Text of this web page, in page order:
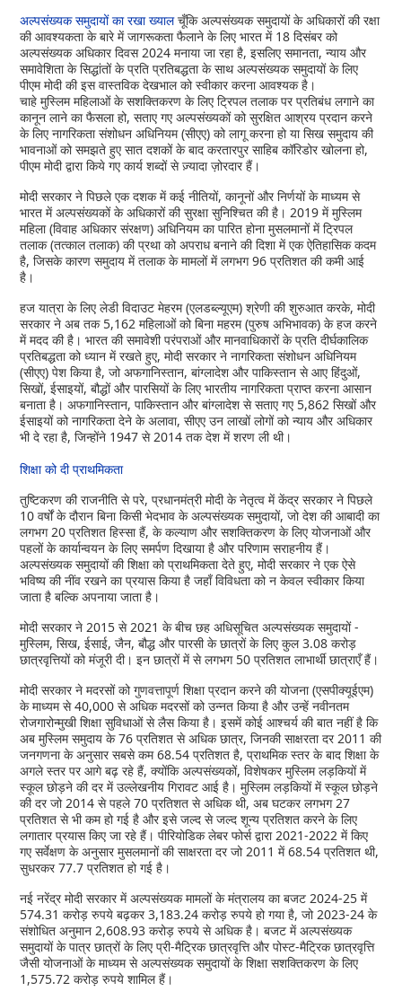
अल्पसंख्यक समुदायों का रखा ख्यालचूँकि अल्पसंख्यक समुदायों के अधिकारों की रक्षा
की आवश्यकता के बारे में जागरूकता फैलाने के लिए भारत में 18 दिसंबर को
अल्पसंख्यक अधिकार दिवस 2024 मनाया जा रहा है, इसलिए समानता, न्याय और
समावेशिता के सिद्धांतों के प्रति प्रतिबद्धता के साथ अल्पसंख्यक समुदायों के लिए
पीएम मोदी की इस वास्तविक देखभाल को स्वीकार करना आवश्यक है।
चाहे मुस्लिम महिलाओं के सशक्तिकरण के लिए ट्रिपल तलाक पर प्रतिबंध लगाने का
कानून लाने का फैसला हो, सताए गए अल्पसंख्यकों को सुरक्षित आश्रय प्रदान करने
के लिए नागरिकता संशोधन अधिनियम (सीएए) को लागू करना हो या सिख समुदाय की
भावनाओं को समझते हुए सात दशकों के बाद करतारपुर साहिब कॉरिडोर खोलना हो,
पीएम मोदी द्वारा किये गए कार्य शब्दों से ज़्यादा ज़ोरदार हैं।
मोदी सरकार ने पिछले एक दशक में कई नीतियों, कानूनों और निर्णयों के माध्यम से
भारत में अल्पसंख्यकों के अधिकारों की सुरक्षा सुनिश्चित की है। 2019 में मुस्लिम
महिला (विवाह अधिकार संरक्षण) अधिनियम का पारित होना मुसलमानों में ट्रिपल
तलाक (तत्काल तलाक) की प्रथा को अपराध बनाने की दिशा में एक ऐतिहासिक कदम
है, जिसके कारण समुदाय में तलाक के मामलों में लगभग 96 प्रतिशत की कमी आई
है।
हज यात्रा के लिए लेडी विदाउट मेहरम (एलडब्ल्यूएम) श्रेणी की शुरुआत करके, मोदी
सरकार ने अब तक 5,162 महिलाओं को बिना महरम (पुरुष अभिभावक) के हज करने
में मदद की है। भारत की समावेशी परंपराओं और मानवाधिकारों के प्रति दीर्घकालिक
प्रतिबद्धता को ध्यान में रखते हुए, मोदी सरकार ने नागरिकता संशोधन अधिनियम
(सीएए) पेश किया है, जो अफगानिस्तान, बांग्लादेश और पाकिस्तान से आए हिंदुओं,
सिखों, ईसाइयों, बौद्धों और पारसियों के लिए भारतीय नागरिकता प्राप्त करना आसान
बनाता है। अफगानिस्तान, पाकिस्तान और बांग्लादेश से सताए गए 5,862 सिखों और
ईसाइयों को नागरिकता देने के अलावा, सीएए उन लाखों लोगों को न्याय और अधिकार
भी दे रहा है, जिन्होंने 1947 से 2014 तक देश में शरण ली थी।
शिक्षा को दी प्राथमिकता
तुष्टिकरण की राजनीति से परे, प्रधानमंत्री मोदी के नेतृत्व में केंद्र सरकार ने पिछले
10 वर्षों के दौरान बिना किसी भेदभाव के अल्पसंख्यक समुदायों, जो देश की आबादी का
लगभग 20 प्रतिशत हिस्सा हैं, के कल्याण और सशक्तिकरण के लिए योजनाओं और
पहलों के कार्यान्वयन के लिए समर्पण दिखाया है और परिणाम सराहनीय हैं।
अल्पसंख्यक समुदायों की शिक्षा को प्राथमिकता देते हुए, मोदी सरकार ने एक ऐसे
भविष्य की नींव रखने का प्रयास किया है जहाँ विविधता को न केवल स्वीकार किया
जाता है बल्कि अपनाया जाता है।
मोदी सरकार ने 2015 से 2021 के बीच छह अधिसूचित अल्पसंख्यक समुदायों -
मुस्लिम, सिख, ईसाई, जैन, बौद्ध और पारसी के छात्रों के लिए कुल 3.08 करोड़
छात्रवृत्तियों को मंजूरी दी। इन छात्रों में से लगभग 50 प्रतिशत लाभार्थी छात्राएँ हैं।
मोदी सरकार ने मदरसों को गुणवत्तापूर्ण शिक्षा प्रदान करने की योजना (एसपीक्यूईएम)
के माध्यम से 40,000 से अधिक मदरसों को उन्नत किया है और उन्हें नवीनतम
रोजगारोन्मुखी शिक्षा सुविधाओं से लैस किया है। इसमें कोई आश्चर्य की बात नहीं है कि
अब मुस्लिम समुदाय के 76 प्रतिशत से अधिक छात्र, जिनकी साक्षरता दर 2011 की
जनगणना के अनुसार सबसे कम 68.54 प्रतिशत है, प्राथमिक स्तर के बाद शिक्षा के
अगले स्तर पर आगे बढ़ रहे हैं, क्योंकि अल्पसंख्यकों, विशेषकर मुस्लिम लड़कियों में
स्कूल छोड़ने की दर में उल्लेखनीय गिरावट आई है। मुस्लिम लड़कियों में स्कूल छोड़ने
की दर जो 2014 से पहले 70 प्रतिशत से अधिक थी, अब घटकर लगभग 27
प्रतिशत से भी कम हो गई है और इसे जल्द से जल्द शून्य प्रतिशत करने के लिए
लगातार प्रयास किए जा रहे हैं। पीरियोडिक लेबर फोर्स द्वारा 2021-2022 में किए
गए सर्वेक्षण के अनुसार मुसलमानों की साक्षरता दर जो 2011 में 68.54 प्रतिशत थी,
सुधरकर 77.7 प्रतिशत हो गई है।
नई नरेंद्र मोदी सरकार में अल्पसंख्यक मामलों के मंत्रालय का बजट 2024-25 में
574.31 करोड़ रुपये बढ़कर 3,183.24 करोड़ रुपये हो गया है, जो 2023-24 के
संशोधित अनुमान 2,608.93 करोड़ रुपये से अधिक है। बजट में अल्पसंख्यक
समुदायों के पात्र छात्रों के लिए प्री-मैट्रिक छात्रवृत्ति और पोस्ट-मैट्रिक छात्रवृत्ति
जैसी योजनाओं के माध्यम से अल्पसंख्यक समुदायों के शिक्षा सशक्तिकरण के लिए
1,575.72 करोड़ रुपये शामिल हैं।